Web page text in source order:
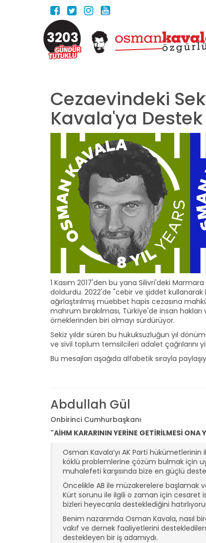
3203
Cezaevindeki
Kavala'ya Destek
1 Kasım 2017'den bu yana Silivri'deki
doldurdu. 2022'de "cebir ve şiddet
ağırlaştırılmış müebbet hapis cezasına
mahrum bırakılması, Türkiye'de insan
örneklerinden biri olmayı sürdürüyor.
Sekiz yıldır süren bu hukuksuzluğun yıl
ve sivil toplum temsilcileri adalet çağrılarını
Bu mesajları aşağıda alfabetik sırayla
Abdullah Gül
Onbirinci Cumhurbaşkanı
"AİHM KARARININ YERİNE GETİRİLMESİ ONA
Osman Kavala’yı AK Parti hükümetlerinin
köklü problemlerine çözüm bulmak için
muhalefeti karşısında bize en güçlü
Öncelikle AB ile müzakerelere başlamak
Kürt sorunu ile ilgili o zaman için cesaret
bizleri heyecanla desteklediğini
Benim nazarımda Osman Kavala, nasıl
vakıf ve dernek faaliyetlerini
destekleyen bir iş adamıydı.